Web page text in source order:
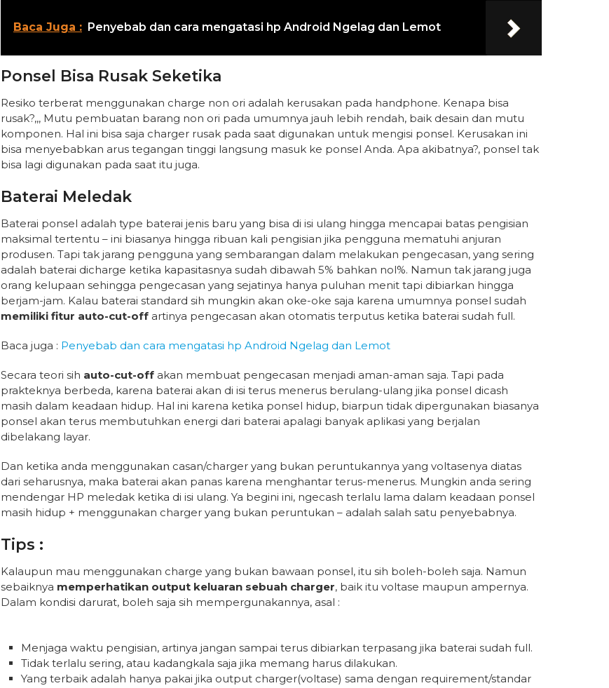
Baca Juga : Penyebab dan cara mengatasi hp Android Ngelag dan Lemot
Ponsel Bisa Rusak Seketika
Resiko terberat menggunakan charge non ori adalah kerusakan pada handphone. Kenapa bisa
rusak?,,, Mutu pembuatan barang non ori pada umumnya jauh lebih rendah, baik desain dan mutu
komponen. Hal ini bisa saja charger rusak pada saat digunakan untuk mengisi ponsel. Kerusakan ini
bisa menyebabkan arus tegangan tinggi langsung masuk ke ponsel Anda. Apa akibatnya?, ponsel tak
bisa lagi digunakan pada saat itu juga.
Baterai Meledak
Baterai ponsel adalah type baterai jenis baru yang bisa di isi ulang hingga mencapai batas pengisian
maksimal tertentu – ini biasanya hingga ribuan kali pengisian jika pengguna mematuhi anjuran
produsen. Tapi tak jarang pengguna yang sembarangan dalam melakukan pengecasan, yang sering
adalah baterai dicharge ketika kapasitasnya sudah dibawah 5% bahkan nol%. Namun tak jarang juga
orang kelupaan sehingga pengecasan yang sejatinya hanya puluhan menit tapi dibiarkan hingga
berjam-jam. Kalau baterai standard sih mungkin akan oke-oke saja karena umumnya ponsel sudah
memiliki fitur auto-cut-off artinya pengecasan akan otomatis terputus ketika baterai sudah full.
Baca juga : Penyebab dan cara mengatasi hp Android Ngelag dan Lemot
Secara teori sih auto-cut-off akan membuat pengecasan menjadi aman-aman saja. Tapi pada
prakteknya berbeda, karena baterai akan di isi terus menerus berulang-ulang jika ponsel dicash
masih dalam keadaan hidup. Hal ini karena ketika ponsel hidup, biarpun tidak dipergunakan biasanya
ponsel akan terus membutuhkan energi dari baterai apalagi banyak aplikasi yang berjalan
dibelakang layar.
Dan ketika anda menggunakan casan/charger yang bukan peruntukannya yang voltasenya diatas
dari seharusnya, maka baterai akan panas karena menghantar terus-menerus. Mungkin anda sering
mendengar HP meledak ketika di isi ulang. Ya begini ini, ngecash terlalu lama dalam keadaan ponsel
masih hidup + menggunakan charger yang bukan peruntukan – adalah salah satu penyebabnya.
Tips :
Kalaupun mau menggunakan charge yang bukan bawaan ponsel, itu sih boleh-boleh saja. Namun
sebaiknya memperhatikan output keluaran sebuah charger, baik itu voltase maupun ampernya.
Dalam kondisi darurat, boleh saja sih mempergunakannya, asal :
Menjaga waktu pengisian, artinya jangan sampai terus dibiarkan terpasang jika baterai sudah full.
Tidak terlalu sering, atau kadangkala saja jika memang harus dilakukan.
Yang terbaik adalah hanya pakai jika output charger(voltase) sama dengan requirement/standar